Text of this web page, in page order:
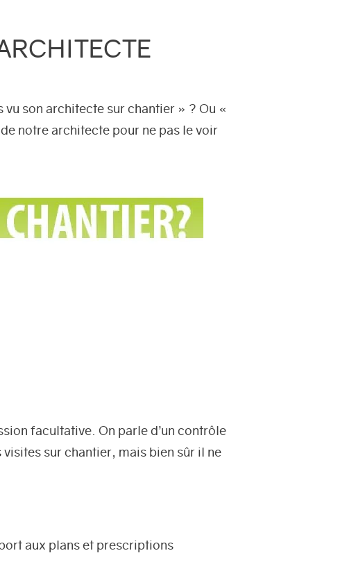
son architecte sur chantier » ? Ou «
notre architecte pour ne pas le voir
facultative. On parle d’un contrôle
sur chantier, mais bien sûr il ne
aux plans et prescriptions